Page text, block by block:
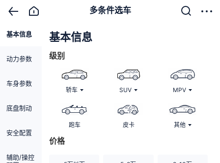
多条件选车
基本信息
动力参数
车身参数
底盘制动
安全配置
辅助/操控
基本信息
级别
轿车 SUV MPV
跑车 皮卡 其他
价格